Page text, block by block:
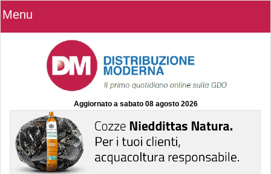
Menu
Aggiornato a sabato 08 agosto 2026